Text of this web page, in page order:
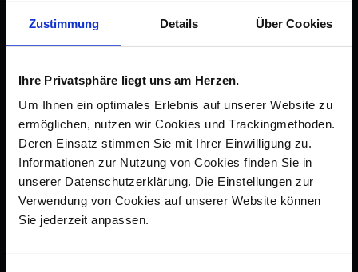
Zustimmung Details Über Cookies
Ihre Privatsphäre liegt uns am Herzen.
Um Ihnen ein optimales Erlebnis auf unserer Website zu
ermöglichen, nutzen wir Cookies und Trackingmethoden.
Deren Einsatz stimmen Sie mit Ihrer Einwilligung zu.
Informationen zur Nutzung von Cookies finden Sie in
unserer Datenschutzerklärung. Die Einstellungen zur
Verwendung von Cookies auf unserer Website können
Sie jederzeit anpassen.